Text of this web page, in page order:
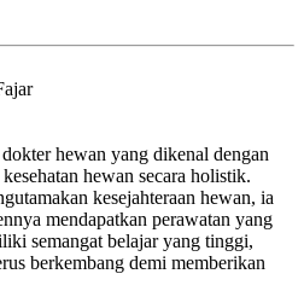
hewan yang dikenal dengan
hewan secara holistik.
kesejahteraan hewan, ia
mendapatkan perawatan yang
semangat belajar yang tinggi,
berkembang demi memberikan